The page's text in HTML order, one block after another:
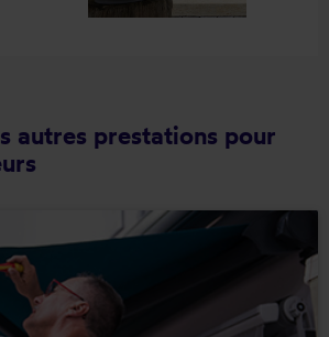
autres prestations pour